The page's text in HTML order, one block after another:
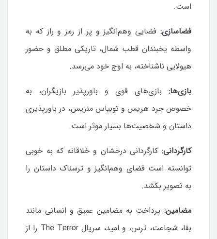
است.
فضاسازی: فضایی وهم‌انگیز و پر از رمز و راز که به
واسطه یخبندان قطب شمال، تاریکی مطلق و حضور
هیولایی ناشناخته، به اوج خود می‌رسد.
بازی‌ها: بازی‌های قوی و باورپذیر بازیگران، به
خصوص جرد هریس و توبیاس منزیس، در باورپذیری
داستان و شخصیت‌ها بسیار موثر است.
کارگردانی: کارگردانی درخشان و خلاقانه که به خوبی
توانسته است فضای وهم‌انگیز و ترسناک داستان را
به تصویر بکشد.
مضامین: پرداخت به مضامین عمیق و انسانی مانند
بقا، شجاعت، ترس، و امید، سریال The Terror را از